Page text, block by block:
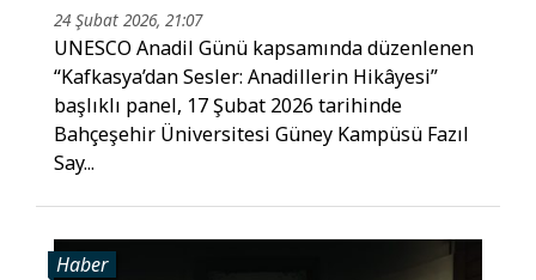
24 Şubat 2026, 21:07
UNESCO Anadil Günü kapsamında düzenlenen
“Kafkasya’dan Sesler: Anadillerin Hikâyesi”
başlıklı panel, 17 Şubat 2026 tarihinde
Bahçeşehir Üniversitesi Güney Kampüsü Fazıl
Say...
Haber